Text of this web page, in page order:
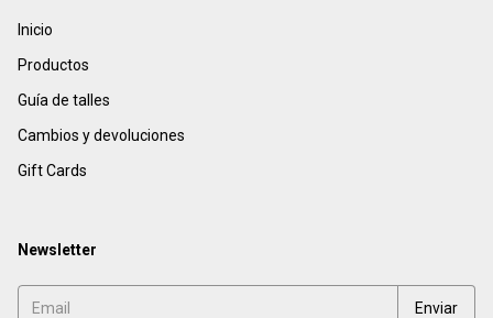
Inicio
Productos
Guía de talles
Cambios y devoluciones
Gift Cards
Newsletter